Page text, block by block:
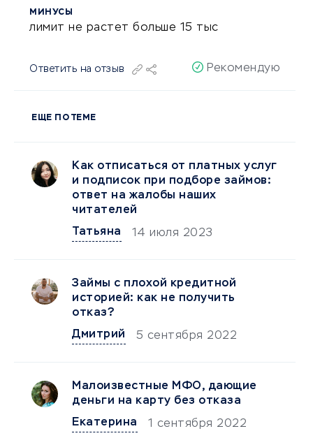
МИНУСЫ
лимит не растет больше 15 тыс
Ответить на отзыв Рекомендую
ЕЩЕ ПО ТЕМЕ
Как отписаться от платных услуг
и подписок при подборе займов:
ответ на жалобы наших
читателей
Татьяна
14 июля 2023
Займы с плохой кредитной
историей: как не получить
отказ?
Дмитрий
5 сентября 2022
Малоизвестные МФО, дающие
деньги на карту без отказа
Екатерина
1 сентября 2022